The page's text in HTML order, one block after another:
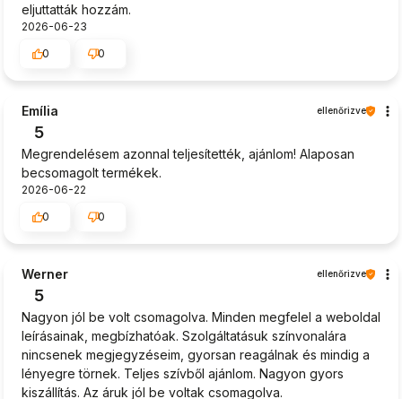
eljuttatták hozzám.
2026-06-23
0
0
Emília ellenőrizve
5
Megrendelésem azonnal teljesítették, ajánlom! Alaposan
becsomagolt termékek.
2026-06-22
0
0
Werner ellenőrizve
5
Nagyon jól be volt csomagolva. Minden megfelel a weboldal
leírásainak, megbízhatóak. Szolgáltatásuk színvonalára
nincsenek megjegyzéseim, gyorsan reagálnak és mindig a
lényegre törnek. Teljes szívből ajánlom. Nagyon gyors
kiszállítás. Az áruk jól be voltak csomagolva.